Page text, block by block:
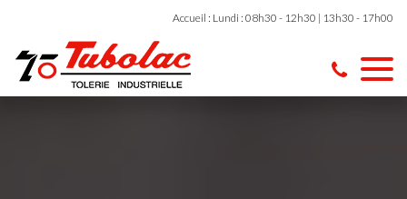
Accueil : Lundi : 08h30 - 12h30 | 13h30 - 17h00